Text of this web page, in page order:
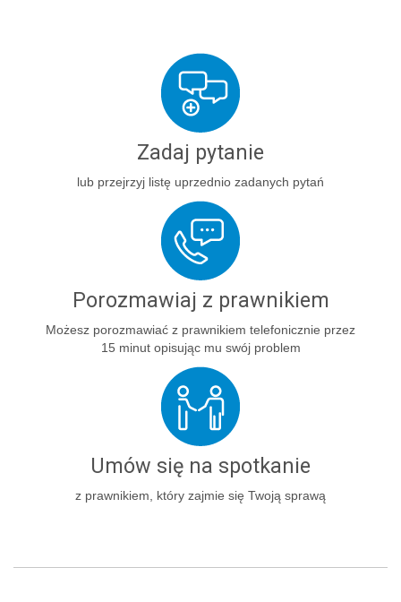
Zadaj pytanie
lub przejrzyj listę uprzednio zadanych pytań
Porozmawiaj z prawnikiem
Możesz porozmawiać z prawnikiem telefonicznie przez
15 minut opisując mu swój problem
Umów się na spotkanie
z prawnikiem, który zajmie się Twoją sprawą